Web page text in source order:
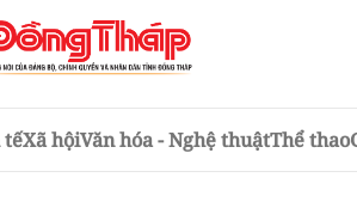
tếXã hộiVăn hóa - Nghệ thuậtThể thao